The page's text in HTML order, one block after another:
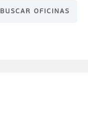
BUSCAR OFICINAS